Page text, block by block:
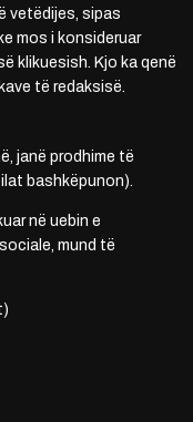
vetëdijes, sipas
mos i konsideruar
klikuesish. Kjo ka qenë
të redaksisë.
janë prodhime të
bashkëpunon).
në uebin e
mund të